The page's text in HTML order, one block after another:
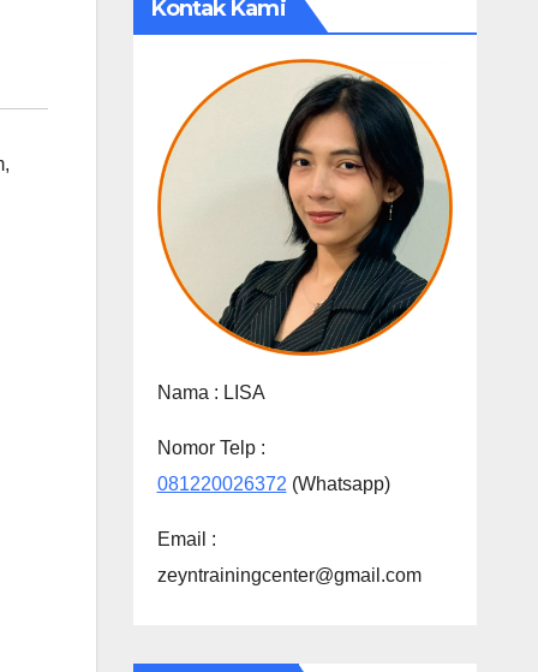
,
Kontak Kami
Nama : LISA
Nomor Telp :
081220026372 (Whatsapp)
Email :
zeyntrainingcenter@gmail.com